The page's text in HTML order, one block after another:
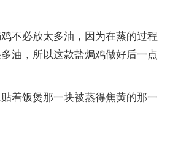
不必放太多油，因为在蒸的过程
油，所以这款盐焗鸡做好后一点
着饭煲那一块被蒸得焦黄的那一